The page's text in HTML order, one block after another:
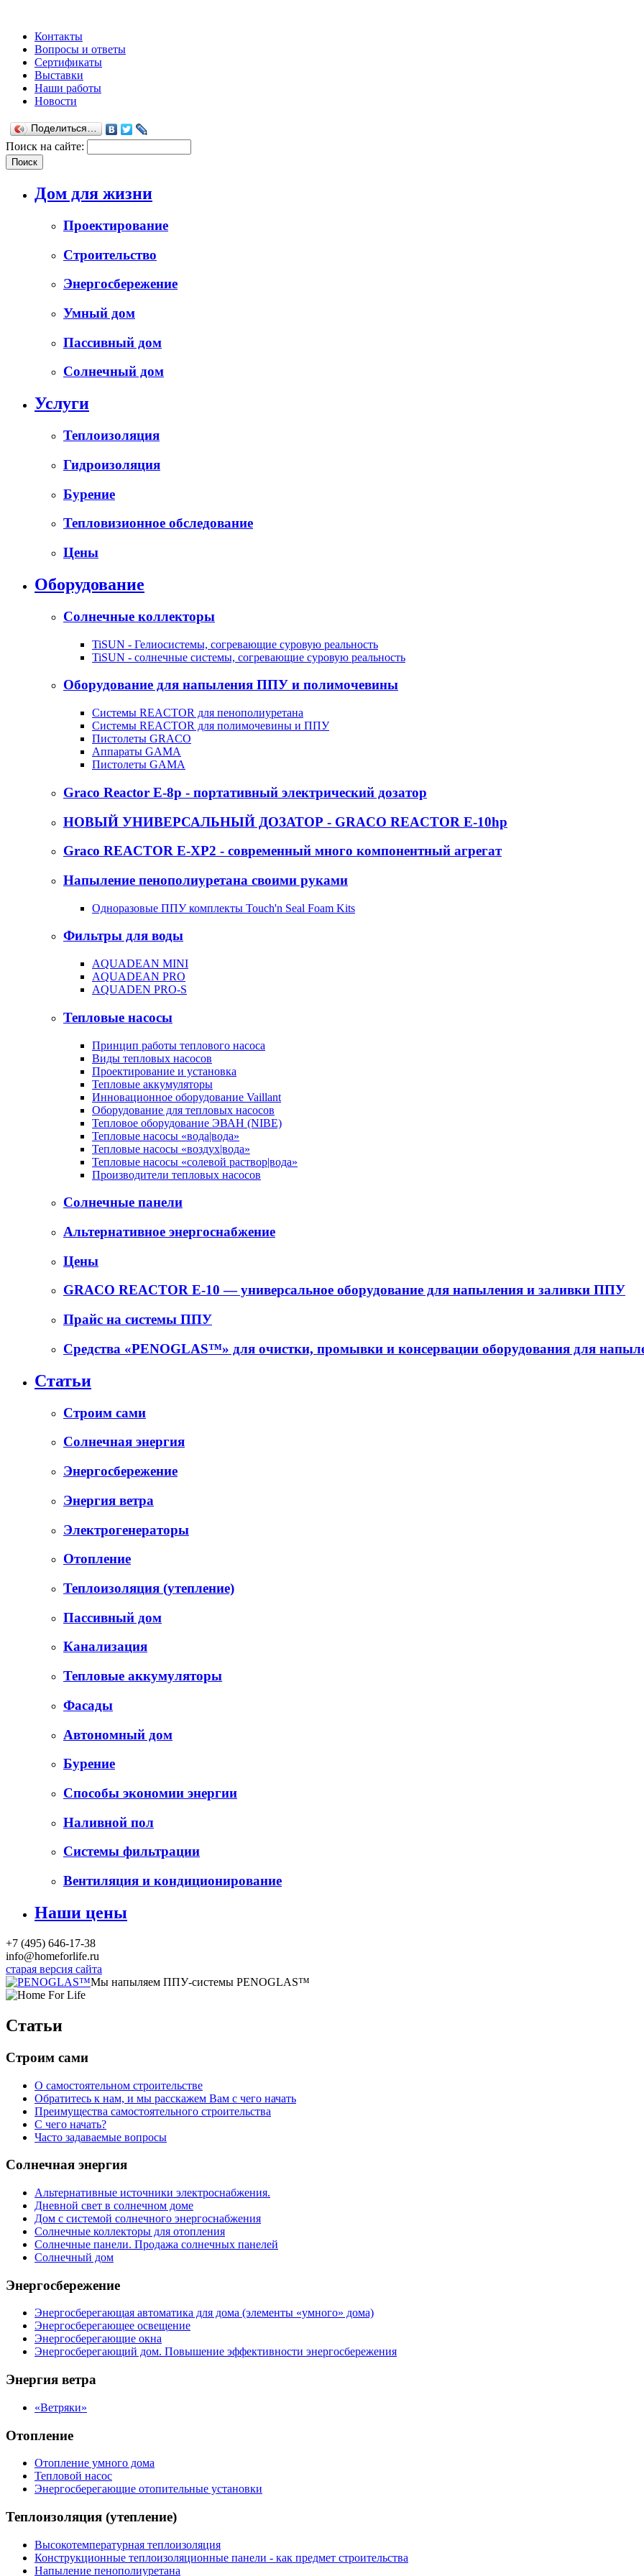
Контакты
Вопросы и ответы
Сертификаты
Выставки
Наши работы
Новости
Поделиться…
Поиск на сайте:
Дом для жизни
Проектирование
Строительство
Энергосбережение
Умный дом
Пассивный дом
Солнечный дом
Услуги
Теплоизоляция
Гидроизоляция
Бурение
Тепловизионное обследование
Цены
Оборудование
Солнечные коллекторы
TiSUN - Гелиосистемы, согревающие суровую реальность
TiSUN - солнечные системы, согревающие суровую реальность
Оборудование для напыления ППУ и полимочевины
Системы REACTOR для пенополиуретана
Системы REACTOR для полимочевины и ППУ
Пистолеты GRACO
Аппараты GAMA
Пистолеты GAMA
Graco Reactor E-8p - портативный электрический дозатор
НОВЫЙ УНИВЕРСАЛЬНЫЙ ДОЗАТОР - GRACO REACTOR E-10hp
Graco REACTOR E-XP2 - современный много компонентный агрегат
Напыление пенополиуретана своими руками
Одноразовые ППУ комплекты Touch'n Seal Foam Kits
Фильтры для воды
AQUADEAN MINI
AQUADEAN PRO
AQUADEN PRO-S
Тепловые насосы
Принцип работы теплового насоса
Виды тепловых насосов
Проектирование и установка
Тепловые аккумуляторы
Инновационное оборудование Vaillant
Оборудование для тепловых насосов
Тепловое оборудование ЭВАН (NIBE)
Тепловые насосы «вода|вода»
Тепловые насосы «воздух|вода»
Тепловые насосы «солевой раствор|вода»
Производители тепловых насосов
Солнечные панели
Альтернативное энергоснабжение
Цены
GRACO REACTOR E-10 — универсальное оборудование для напыления и заливки ППУ
Прайс на системы ППУ
Средства «PENOGLAS™» для очистки, промывки и консервации оборудования для
Статьи
Cтроим сами
Солнечная энергия
Энергосбережение
Энергия ветра
Электрогенераторы
Отопление
Теплоизоляция (утепление)
Пассивный дом
Канализация
Тепловые аккумуляторы
Фасады
Автономный дом
Бурение
Способы экономии энергии
Наливной пол
Системы фильтрации
Вентиляция и кондиционирование
Наши цены
+7 (495) 646-17-38
info@homeforlife.ru
старая версия сайта
Мы напыляем ППУ-системы PENOGLAS™
Статьи
Строим сами
О самостоятельном строительстве
Обратитесь к нам, и мы расскажем Вам с чего начать
Преимущества самостоятельного строительства
С чего начать?
Часто задаваемые вопросы
Солнечная энергия
Альтернативные источники электроснабжения.
Дневной свет в солнечном доме
Дом с системой солнечного энергоснабжения
Солнечные коллекторы для отопления
Солнечные панели. Продажа солнечных панелей
Солнечный дом
Энергосбережение
Энергосберегающая автоматика для дома (элементы «умного» дома)
Энергосберегающее освещение
Энергосберегающие окна
Энергосберегающий дом. Повышение эффективности энергосбережения
Энергия ветра
«Ветряки»
Отопление
Отопление умного дома
Тепловой насос
Энергосберегающие отопительные установки
Теплоизоляция (утепление)
Высокотемпературная теплоизоляция
Конструкционные теплоизоляционные панели - как предмет строительства
Напыление пенополиуретана